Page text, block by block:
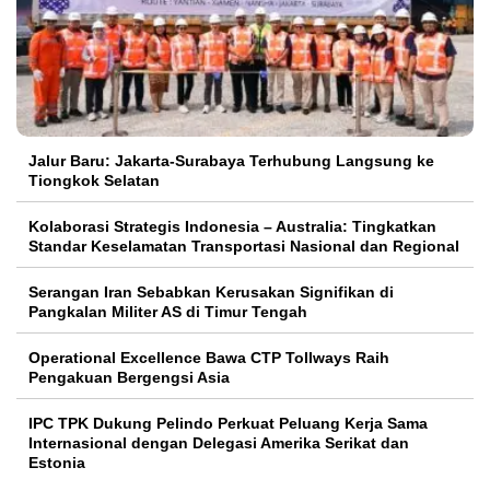
Jalur Baru: Jakarta-Surabaya Terhubung Langsung ke
Tiongkok Selatan
Kolaborasi Strategis Indonesia – Australia: Tingkatkan
Standar Keselamatan Transportasi Nasional dan Regional
Serangan Iran Sebabkan Kerusakan Signifikan di
Pangkalan Militer AS di Timur Tengah
Operational Excellence Bawa CTP Tollways Raih
Pengakuan Bergengsi Asia
IPC TPK Dukung Pelindo Perkuat Peluang Kerja Sama
Internasional dengan Delegasi Amerika Serikat dan
Estonia